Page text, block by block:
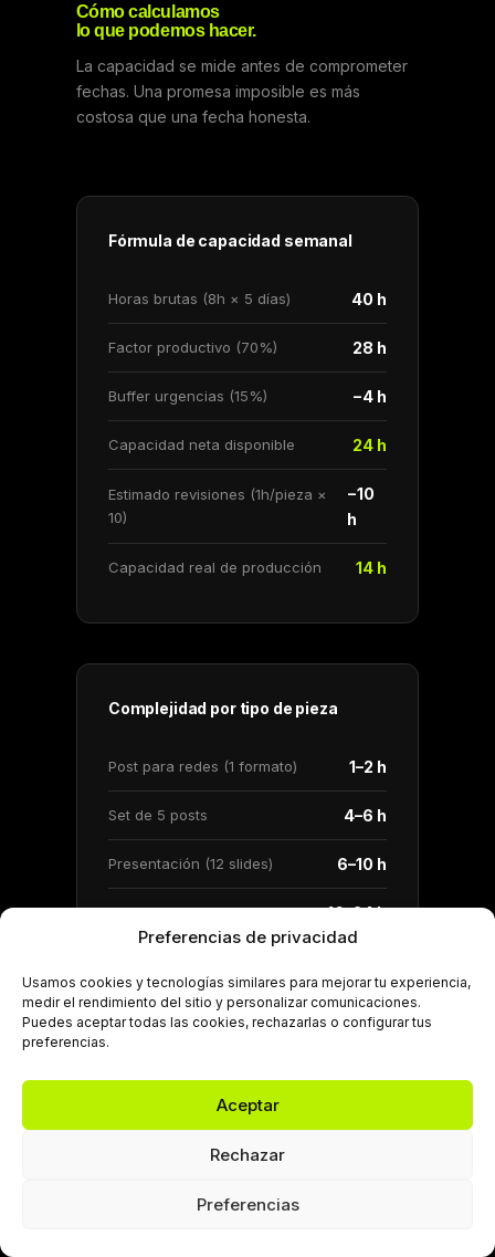
Preferencias de privacidad
Usamos cookies y tecnologías similares para mejorar tu experiencia,
medir el rendimiento del sitio y personalizar comunicaciones.
Puedes aceptar todas las cookies, rechazarlas o configurar tus
preferencias.
Aceptar
Rechazar
Preferencias
Cómo calculamos
lo que podemos hacer.
La capacidad se mide antes de comprometer
fechas. Una promesa imposible es más
costosa que una fecha honesta.
Fórmula de capacidad semanal
Horas brutas (8h × 5 días) 40 h
Factor productivo (70%) 28 h
Buffer urgencias (15%) −4 h
Capacidad neta disponible 24 h
Estimado revisiones (1h/pieza ×
10)
−10
h
Capacidad real de producción 14 h
Complejidad por tipo de pieza
Post para redes (1 formato) 1–2 h
Set de 5 posts 4–6 h
Presentación (12 slides) 6–10 h
Logo completo con variantes 16–24 h
Video reel editado (60 seg) 4–8 h
Regla de capacidad:Si el backlog supera
cliente antes de comprometer fechas.